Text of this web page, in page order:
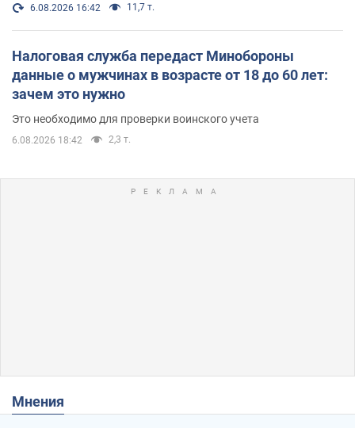
6.08.2026 16:42 11,7 т.
Налоговая служба передаст Минобороны
данные о мужчинах в возрасте от 18 до 60 лет:
зачем это нужно
Это необходимо для проверки воинского учета
6.08.2026 18:42 2,3 т.
Мнения